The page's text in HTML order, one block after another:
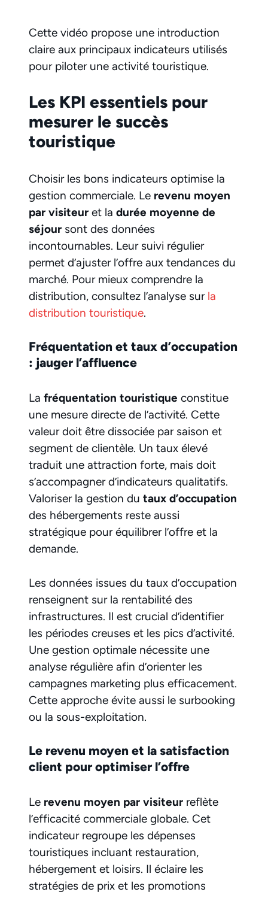
Cette vidéo propose une introduction
claire aux principaux indicateurs utilisés
pour piloter une activité touristique.
Les KPI essentiels pour
mesurer le succès
touristique
Choisir les bons indicateurs optimise la
gestion commerciale. Le revenu moyen
par visiteur et la durée moyenne de
séjour sont des données
incontournables. Leur suivi régulier
permet d’ajuster l’offre aux tendances du
marché. Pour mieux comprendre la
distribution, consultez l’analyse sur la
distribution touristique.
Fréquentation et taux d’occupation
: jauger l’affluence
La fréquentation touristique constitue
une mesure directe de l’activité. Cette
valeur doit être dissociée par saison et
segment de clientèle. Un taux élevé
traduit une attraction forte, mais doit
s’accompagner d’indicateurs qualitatifs.
Valoriser la gestion du taux d’occupation
des hébergements reste aussi
stratégique pour équilibrer l’offre et la
demande.
Les données issues du taux d’occupation
renseignent sur la rentabilité des
infrastructures. Il est crucial d’identifier
les périodes creuses et les pics d’activité.
Une gestion optimale nécessite une
analyse régulière afin d’orienter les
campagnes marketing plus efficacement.
Cette approche évite aussi le surbooking
ou la sous-exploitation.
Le revenu moyen et la satisfaction
client pour optimiser l’offre
Le revenu moyen par visiteur reflète
l’efficacité commerciale globale. Cet
indicateur regroupe les dépenses
touristiques incluant restauration,
hébergement et loisirs. Il éclaire les
stratégies de prix et les promotions